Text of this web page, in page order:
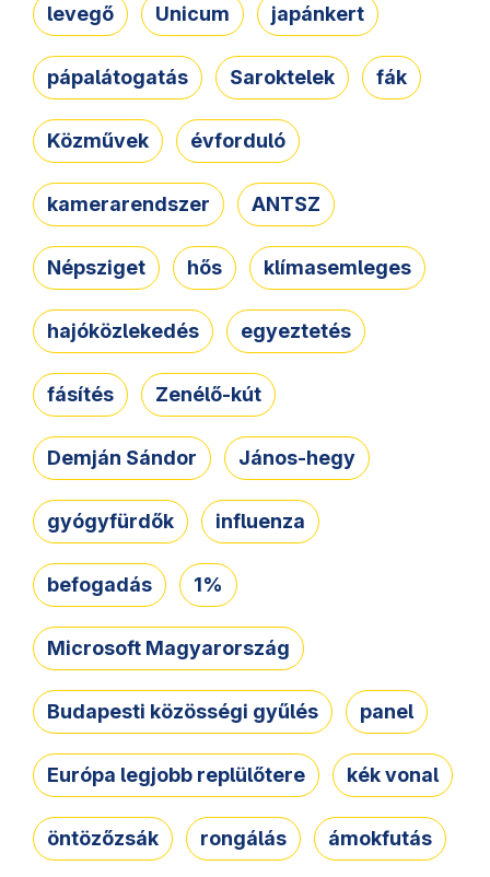
levegő Unicum japánkert
pápalátogatás Saroktelek fák
Közművek évforduló
kamerarendszer ANTSZ
Népsziget hős klímasemleges
hajóközlekedés egyeztetés
fásítés Zenélő-kút
Demján Sándor János-hegy
gyógyfürdők influenza
befogadás 1%
Microsoft Magyarország
Budapesti közösségi gyűlés panel
Európa legjobb replülőtere kék vonal
öntözőzsák rongálás ámokfutás